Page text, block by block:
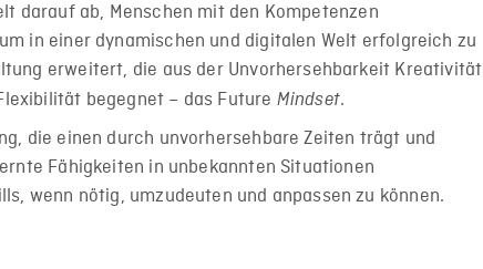
darauf ab, Menschen mit den Kompetenzen
in einer dynamischen und digitalen Welt erfolgreich zu
erweitert, die aus der Unvorhersehbarkeit Kreativität
begegnet – das Future Mindset.
die einen durch unvorhersehbare Zeiten trägt und
Fähigkeiten in unbekannten Situationen
wenn nötig, umzudeuten und anpassen zu können.